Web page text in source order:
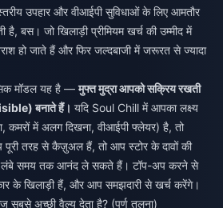
उपहार और वीआईपी सुविधाओं के लिए आमतौर
बस। जो खिलाड़ी प्रीमियम खर्च की उम्मीद में
हो जाते हैं और फिर जल्दबाजी में जरूरत से ज्यादा
मॉडल यह है —मुफ्त मुद्रा आपको सक्रिय रखती
बनाते हैं। यदि Soul Chill में आपका लक्ष्य
कमरों में अलग दिखना, वीआईपी फ्लेयर) है, तो
पूरी तरह से कैज़ुअल हैं, तो आप स्टोर के दावों की
लंबे समय तक आनंद ले सकते हैं। टॉप-अप करने से
के खिलाड़ी हैं, और आप समझदारी से खर्च करेंगे।
सबसे अच्छी वैल्यू देता है? (पूर्ण तुलना)